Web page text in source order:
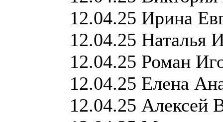
12.04.25 Ирина
12.04.25 Наталья
12.04.25 Роман
12.04.25 Елена
12.04.25 Алексей